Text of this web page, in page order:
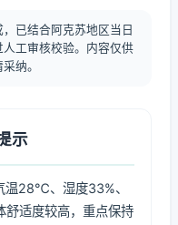
已结合阿克苏地区当日
工审核校验。内容仅供
纳。
示
温28℃、湿度33%、
适度较高，重点保持